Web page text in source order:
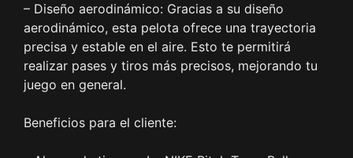
– Diseño aerodinámico: Gracias a su diseño
aerodinámico, esta pelota ofrece una trayectoria
precisa y estable en el aire. Esto te permitirá
realizar pases y tiros más precisos, mejorando tu
juego en general.
Beneficios para el cliente: